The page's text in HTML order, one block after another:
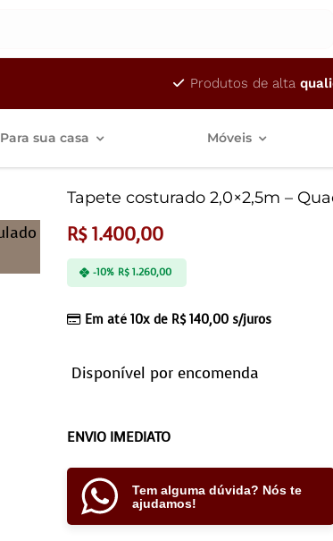
Produtos de alta
Para sua casa Móveis
Tapete costurado 2,0×2,5m –
R$1.400,00
Em até 10x de R$140,00 s/juros
-10% R$1.260,00
Disponível por encomenda
ENVIO IMEDIATO
Tem alguma dúvida? Nós te
ajudamos!